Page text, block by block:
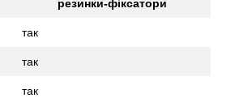
резинки-фіксатори
так
так
так